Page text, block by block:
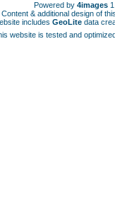
Powered by 4images
Content & additional design of
includes GeoLite data
website is tested and